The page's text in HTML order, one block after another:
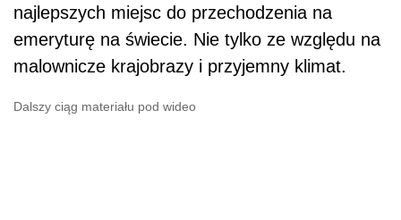
najlepszych miejsc do przechodzenia na
emeryturę na świecie. Nie tylko ze względu na
malownicze krajobrazy i przyjemny klimat.
Dalszy ciąg materiału pod wideo